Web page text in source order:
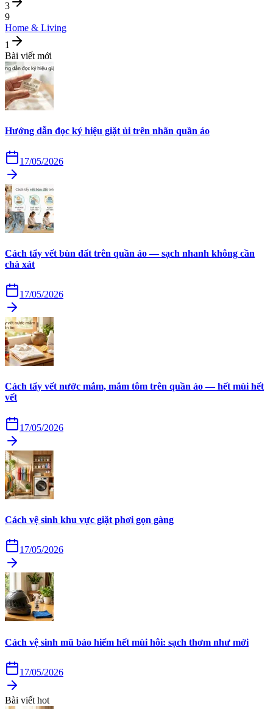
3
9
Home & Living
1
Bài viết mới
Hướng dẫn đọc ký hiệu giặt ủi trên nhãn quần áo
17/05/2026
Cách tẩy vết bùn đất trên quần áo — sạch nhanh không cần
chà xát
17/05/2026
Cách tẩy vết nước mắm, mắm tôm trên quần áo — hết mùi hết
vết
17/05/2026
Cách vệ sinh khu vực giặt phơi gọn gàng
17/05/2026
Cách vệ sinh mũ bảo hiểm hết mùi hôi: sạch thơm như mới
17/05/2026
Bài viết hot